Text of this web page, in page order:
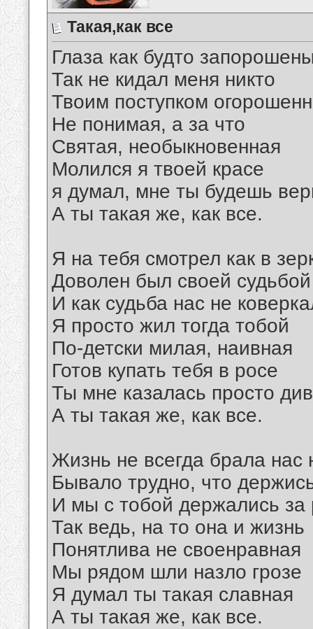
Такая,как все
Глаза как будто
Так не кидал меня никто
Твоим поступком
Не понимая, а за что
Святая, необыкновенная
Молился я твоей красе
я думал, мне ты будешь
А ты такая же, как все.
Я на тебя смотрел как в
Доволен был своей судьбой
И как судьба нас не
Я просто жил тогда тобой
По-детски милая, наивная
Готов купать тебя в росе
Ты мне казалась просто
А ты такая же, как все.
Жизнь не всегда брала нас
Бывало трудно, что
И мы с тобой держались за
Так ведь, на то она и жизнь
Понятлива не своенравная
Мы рядом шли назло грозе
Я думал ты такая славная
А ты такая же, как все.